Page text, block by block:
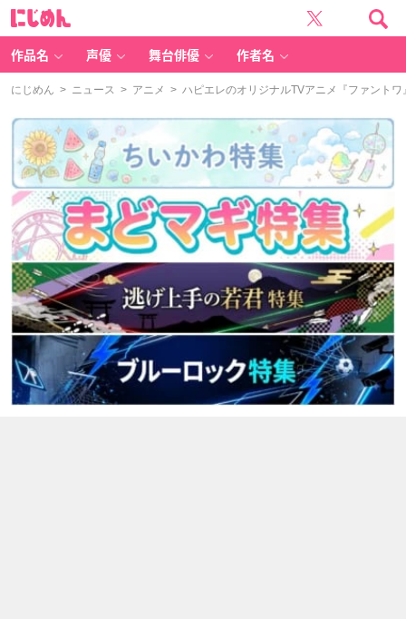
作品名 声優 舞台俳優 作者名
にじめん > ニュース > アニメ > ハピエレのオリジナルTVアニメ『ファント